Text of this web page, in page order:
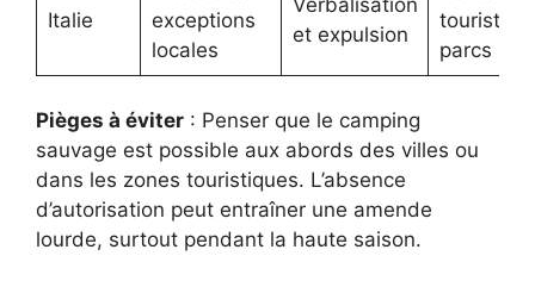
Italie
exceptions
locales
et expulsion
parcs
Pièges à éviter : Penser que le camping
sauvage est possible aux abords des villes ou
dans les zones touristiques. L’absence
d’autorisation peut entraîner une amende
lourde, surtout pendant la haute saison.